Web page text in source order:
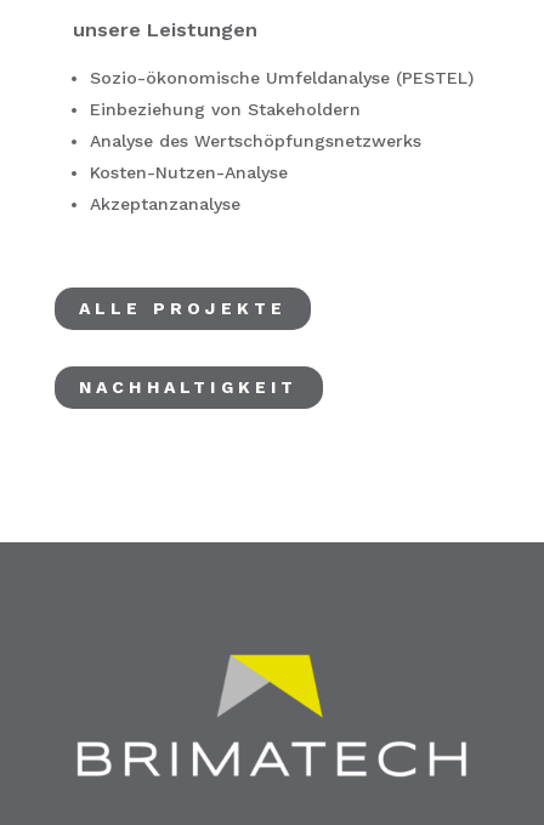
unsere Leistungen
Sozio-ökonomische Umfeldanalyse (PESTEL)
Einbeziehung von Stakeholdern
Analyse des Wertschöpfungsnetzwerks
Kosten-Nutzen-Analyse
Akzeptanzanalyse
ALLE PROJEKTE
NACHHALTIGKEIT